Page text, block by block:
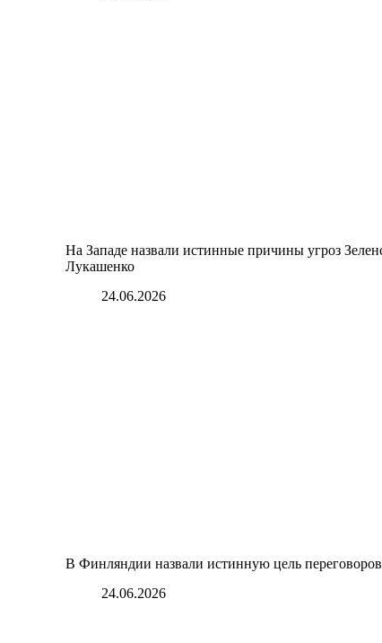
На Западе назвали истинные причины угроз
Лукашенко
24.06.2026
В Финляндии назвали истинную цель
24.06.2026